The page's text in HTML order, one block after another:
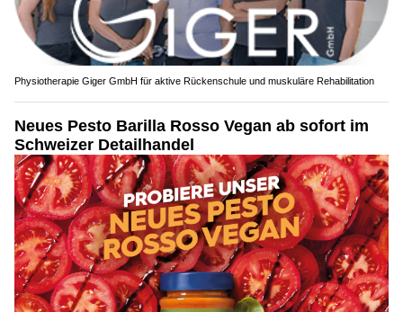
Physiotherapie Giger GmbH für aktive Rückenschule und muskuläre Rehabilitation
Neues Pesto Barilla Rosso Vegan ab sofort im
Schweizer Detailhandel